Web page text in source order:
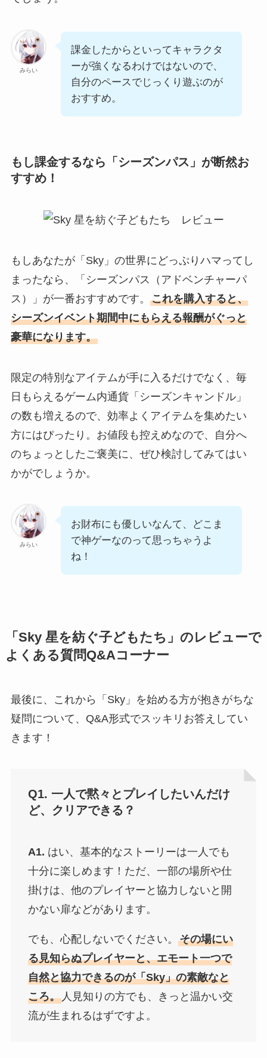
みらい
課金したからといってキャラクタ
ーが強くなるわけではないので、
自分のペースでじっくり遊ぶのが
おすすめ。
もし課金するなら「シーズンパス」が断然お
すすめ！
もしあなたが「Sky」の世界にどっぷりハマってし
まったなら、「シーズンパス（アドベンチャーパ
ス）」が一番おすすめです。 これを購入すると、
シーズンイベント期間中にもらえる報酬がぐっと
豪華になります。
限定の特別なアイテムが手に入るだけでなく、毎
日もらえるゲーム内通貨「シーズンキャンドル」
の数も増えるので、効率よくアイテムを集めたい
方にはぴったり。お値段も控えめなので、自分へ
のちょっとしたご褒美に、ぜひ検討してみてはい
かがでしょうか。
みらい
お財布にも優しいなんて、どこま
で神ゲーなのって思っちゃうよ
ね！
「Sky 星を紡ぐ子どもたち」のレビューで
よくある質問Q&Aコーナー
最後に、これから「Sky」を始める方が抱きがちな
疑問について、Q&A形式でスッキリお答えしてい
きます！
Q1. 一人で黙々とプレイしたいんだけ
ど、クリアできる？
A1. はい、基本的なストーリーは一人でも
十分に楽しめます！ただ、一部の場所や仕
掛けは、他のプレイヤーと協力しないと開
かない扉などがあります。
でも、心配しないでください。 その場にい
る見知らぬプレイヤーと、エモート一つで
自然と協力できるのが「Sky」の素敵なと
ころ。人見知りの方でも、きっと温かい交
流が生まれるはずですよ。